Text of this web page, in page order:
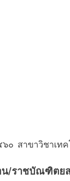
สาขาวิชาเท
/ราชบัณฑิตย